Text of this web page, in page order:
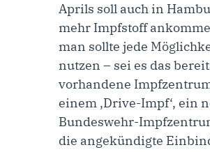
Aprils soll auch in
mehr Impfstoff
man sollte jede
nutzen – sei es das
vorhandene
einem ‚Drive-Impf‘, ein
Bundeswehr-
die angekündigte